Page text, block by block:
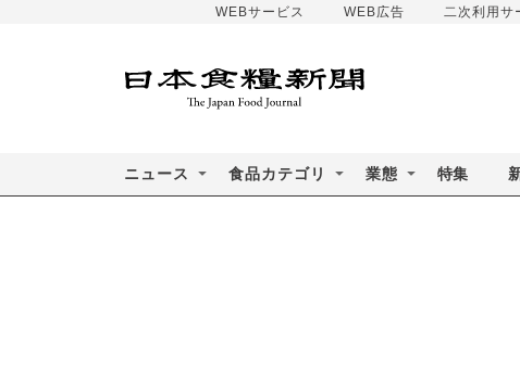
WEBサービス WEB広告 二次利用サ
ニュース 食品カテゴリ 業態 特集